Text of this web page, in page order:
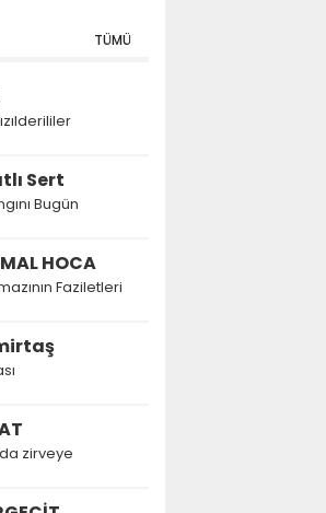
TÜMÜ
Sert
Bugün
HOCA
Faziletleri
zirveye